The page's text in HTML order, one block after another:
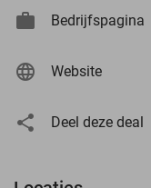
Bedrijfspagina
Website
Deel deze deal